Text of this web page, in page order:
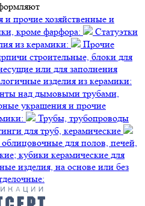
и прочие хозяйственные и
кроме фарфора:
Статуэтки
из керамики:
Прочие
строительные, блоки для
или для заполнения
изделия из керамики:
над дымовыми трубами,
украшения и прочие
Трубы, трубопроводы
для труб, керамические
для полов, печей,
кубики керамические для
изделия, на основе или без